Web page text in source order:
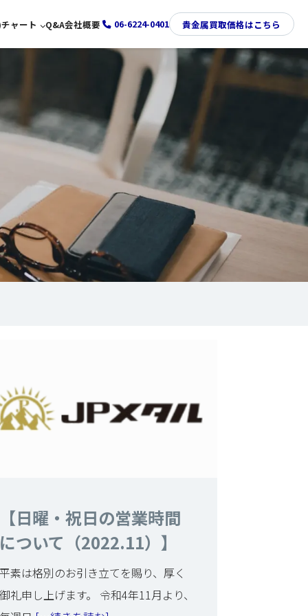
チャート
パラジウム価格推移チャート
Q&A会社概要 06-6224-0401 貴金属買取価格はこちら
【日曜・祝日の営業時間
について（2022.11）】
平素は格別のお引き立てを賜り、厚く
御礼申し上げます。 令和4年11月より、